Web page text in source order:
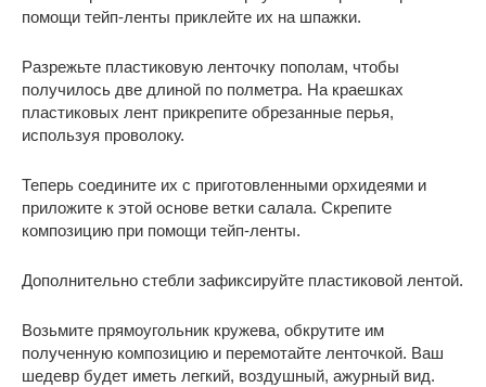
помощи тейп-ленты приклейте их на шпажки.
Разрежьте пластиковую ленточку пополам, чтобы
получилось две длиной по полметра. На краешках
пластиковых лент прикрепите обрезанные перья,
используя проволоку.
Теперь соедините их с приготовленными орхидеями и
приложите к этой основе ветки салала. Скрепите
композицию при помощи тейп-ленты.
Дополнительно стебли зафиксируйте пластиковой лентой.
Возьмите прямоугольник кружева, обкрутите им
полученную композицию и перемотайте ленточкой. Ваш
шедевр будет иметь легкий, воздушный, ажурный вид.